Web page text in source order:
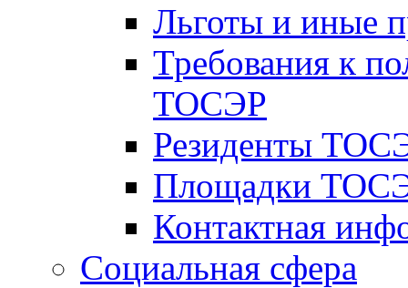
Льготы и иные
Требования к
ТОСЭР
Резиденты
Площадки
Контактная
Социальная сфера